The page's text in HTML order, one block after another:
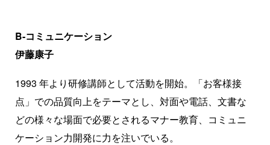
B-コミュニケーション
伊藤康子
1993 年より研修講師として活動を開始。「お客様接
点」での品質向上をテーマとし、対面や電話、文書な
どの様々な場面で必要とされるマナー教育、コミュニ
ケーション力開発に力を注いでいる。